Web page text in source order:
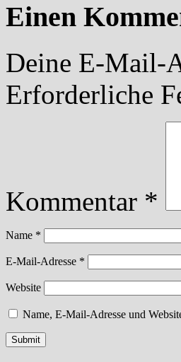
Einen
Deine E-Mail-
Erforderliche
Kommentar *
Name *
E-Mail-Adresse *
Website
Name, E-Mail-Adresse und